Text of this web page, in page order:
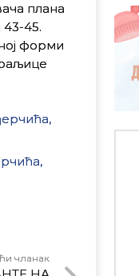
плана
45.
форми
чланак